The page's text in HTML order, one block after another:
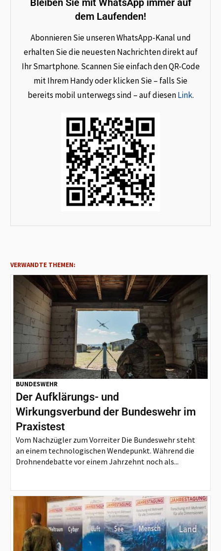
Bleiben Sie mit WhatsApp immer auf
dem Laufenden!
Abonnieren Sie unseren WhatsApp-Kanal und
erhalten Sie die neuesten Nachrichten direkt auf
Ihr Smartphone. Scannen Sie einfach den QR-Code
mit Ihrem Handy oder klicken Sie – falls Sie
bereits mobil unterwegs sind – auf diesenLink.
VERWANDTE THEMEN:
BUNDESWEHR
Der Aufklärungs- und
Wirkungsverbund der Bundeswehr im
Praxistest
Vom Nachzügler zum Vorreiter Die Bundeswehr steht
an einem technologischen Wendepunkt. Während die
Drohnendebatte vor einem Jahrzehnt noch als...